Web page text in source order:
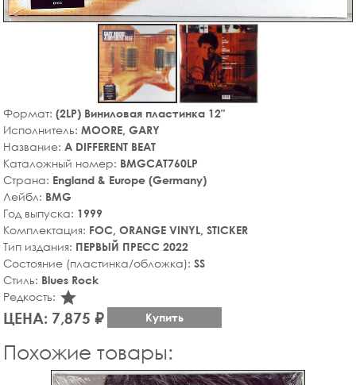
Формат: (2LP) Виниловая пластинка 12"
Исполнитель: MOORE, GARY
Название: A DIFFERENT BEAT
Каталожный номер: BMGCAT760LP
Страна: England & Europe (Germany)
Лейбл: BMG
Год выпуска: 1999
Комплектация: FOC, ORANGE VINYL, STICKER
Тип издания: ПЕРВЫЙ ПРЕСС 2022
Состояние (пластинка/обложка): SS
Стиль: Blues Rock
Редкость: star_rate
ЦЕНА: 7,875 ₽ Купить
Похожие товары: